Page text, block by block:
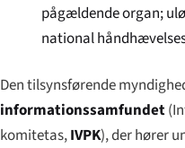
pågældende organ;
national
Den tilsynsførende
informationssamfundet(
komitetas,IVPK), der hører